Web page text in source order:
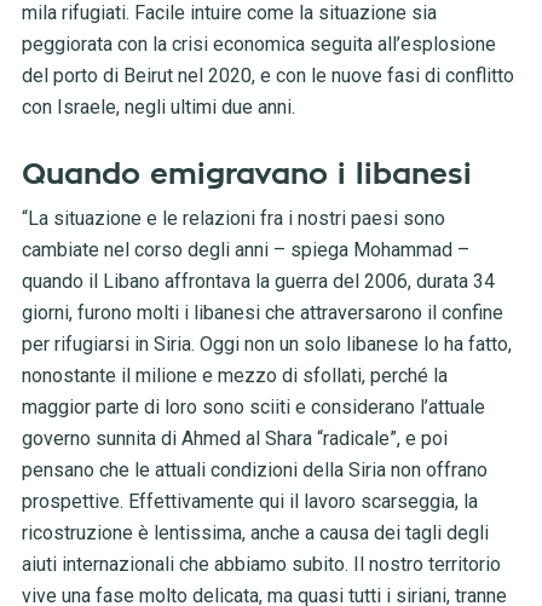
mila rifugiati. Facile intuire come la situazione sia
peggiorata con la crisi economica seguita all’esplosione
del porto di Beirut nel 2020, e con le nuove fasi di conflitto
con Israele, negli ultimi due anni.
Quando emigravano i libanesi
“La situazione e le relazioni fra i nostri paesi sono
cambiate nel corso degli anni – spiega Mohammad –
quando il Libano affrontava la guerra del 2006, durata 34
giorni, furono molti i libanesi che attraversarono il confine
per rifugiarsi in Siria. Oggi non un solo libanese lo ha fatto,
nonostante il milione e mezzo di sfollati, perché la
maggior parte di loro sono sciiti e considerano l’attuale
governo sunnita di Ahmed al Shara “radicale”, e poi
pensano che le attuali condizioni della Siria non offrano
prospettive. Effettivamente qui il lavoro scarseggia, la
ricostruzione è lentissima, anche a causa dei tagli degli
aiuti internazionali che abbiamo subito. Il nostro territorio
vive una fase molto delicata, ma quasi tutti i siriani, tranne